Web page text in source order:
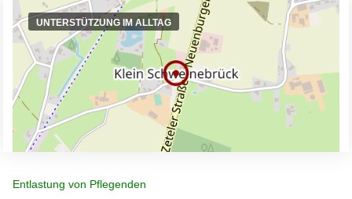
UNTERSTÜTZUNG IM ALLTAG
Entlastung von Pflegenden